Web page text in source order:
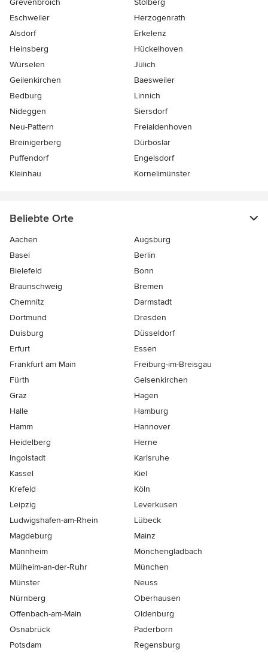
Grevenbroich
Stolberg
Eschweiler
Herzogenrath
Alsdorf
Erkelenz
Heinsberg
Hückelhoven
Würselen
Jülich
Geilenkirchen
Baesweiler
Bedburg
Linnich
Nideggen
Siersdorf
Neu-Pattern
Freialdenhoven
Breinigerberg
Dürboslar
Puffendorf
Engelsdorf
Kleinhau
Kornelimünster
Beliebte Orte
Aachen
Augsburg
Basel
Berlin
Bielefeld
Bonn
Braunschweig
Bremen
Chemnitz
Darmstadt
Dortmund
Dresden
Duisburg
Düsseldorf
Erfurt
Essen
Frankfurt am Main
Freiburg-im-Breisgau
Fürth
Gelsenkirchen
Graz
Hagen
Halle
Hamburg
Hamm
Hannover
Heidelberg
Herne
Ingolstadt
Karlsruhe
Kassel
Kiel
Krefeld
Köln
Leipzig
Leverkusen
Ludwigshafen-am-Rhein
Lübeck
Magdeburg
Mainz
Mannheim
Mönchen­gladbach
Mülheim-an-der-Ruhr
München
Münster
Neuss
Nürnberg
Oberhausen
Offenbach-am-Main
Oldenburg
Osnabrück
Paderborn
Potsdam
Regensburg